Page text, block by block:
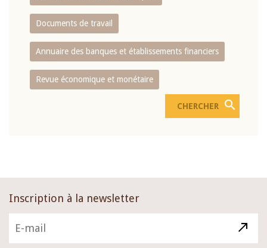
Documents de travail
Annuaire des banques et établissements financiers
Revue économique et monétaire
Inscription à la newsletter